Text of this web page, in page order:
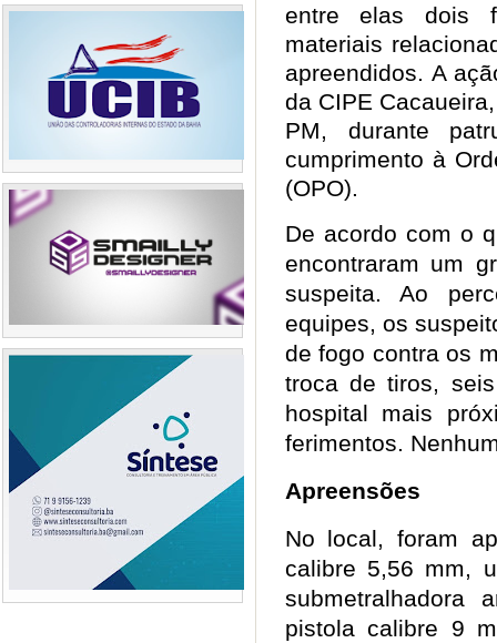
entre elas dois
materiais
apreendidos. A
da CIPE
PM, durante
cumprimento à
(OPO).
De acordo com o
encontraram um
suspeita. Ao
equipes, os
de fogo contra os
troca de tiros,
hospital mais
ferimentos.
Apreensões
No local, foram
calibre 5,56 mm,
submetralhadora
pistola calibre 9